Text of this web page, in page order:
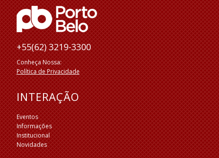
+55(62) 3219-3300
Conheça Nossa:
Política de Privacidade
INTERAÇÃO
Eventos
Informações
Institucional
Novidades